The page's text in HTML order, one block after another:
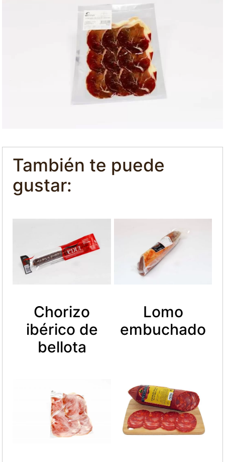
También te puede
gustar:
Chorizo
ibérico de
bellota
Lomo
embuchado